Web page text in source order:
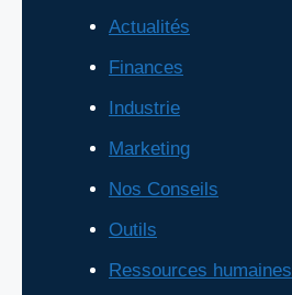
Actualités
Finances
Industrie
Marketing
Nos Conseils
Outils
Ressources humaines